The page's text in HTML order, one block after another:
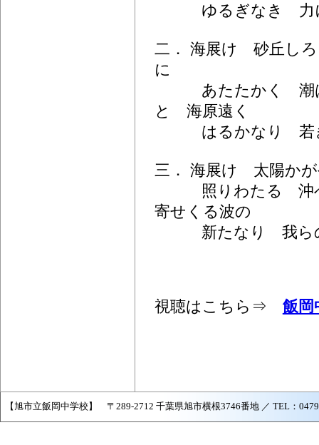
ゆるぎなき 力
二． 海展け 砂丘し
に
あたたかく 潮
と 海原遠く
はるかなり 若
三． 海展け 太陽
照りわたる 沖
寄せくる波の
新たなり 我ら
視聴はこちら⇒ 飯岡
【旭市立飯岡中学校】 〒289-2712 千葉県旭市横根3746番地 ／ TEL：